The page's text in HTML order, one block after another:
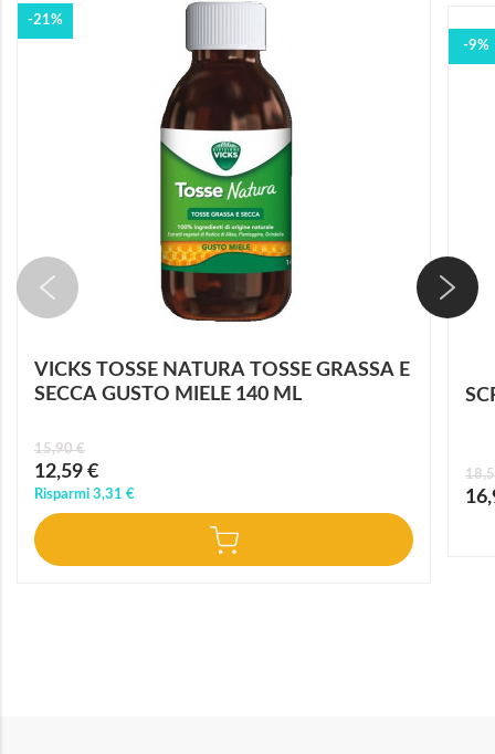
-21%
VICKS TOSSE NATURA TOSSE GRASSA E
SECCA GUSTO MIELE 140 ML
Prezzo
speciale
12,59 €
15,90 €
Risparmi 3,31 €
-9%